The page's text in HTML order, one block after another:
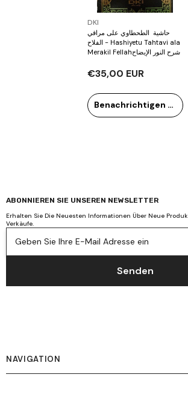
Verkäufer:
DKI
‏حاشية ‏ الطحطاوي على مراقي
الفلاح - Hashiyetu Tahtavi ala
Merakil Fellahشرح النور الإيضاح
€35,00 EUR
Benachrichtigen Sie mich
ABONNIEREN SIE UNSEREN NEWSLETTER
Erhalten Sie Die Neuesten Informationen Über Neue
Verkäufe.
Geben Sie Ihre E-Mail Adresse ein
Senden
NAVIGATION